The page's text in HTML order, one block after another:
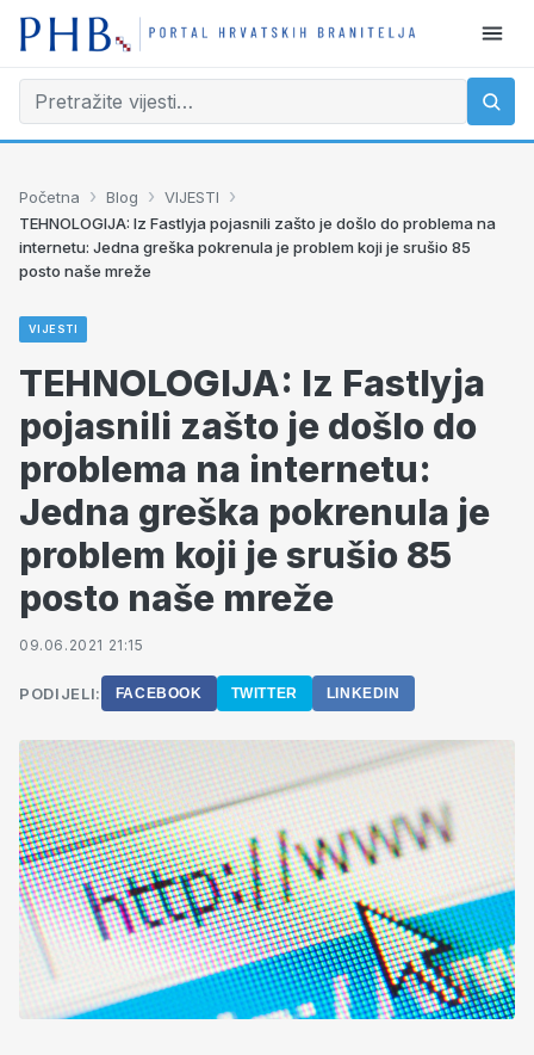
Početna › Blog › VIJESTI ›
TEHNOLOGIJA: Iz Fastlyja pojasnili zašto je došlo do problema na
internetu: Jedna greška pokrenula je problem koji je srušio 85
posto naše mreže
VIJESTI
TEHNOLOGIJA: Iz Fastlyja
pojasnili zašto je došlo do
problema na internetu:
Jedna greška pokrenula je
problem koji je srušio 85
posto naše mreže
09.06.2021 21:15
PODIJELI: FACEBOOK TWITTER LINKEDIN